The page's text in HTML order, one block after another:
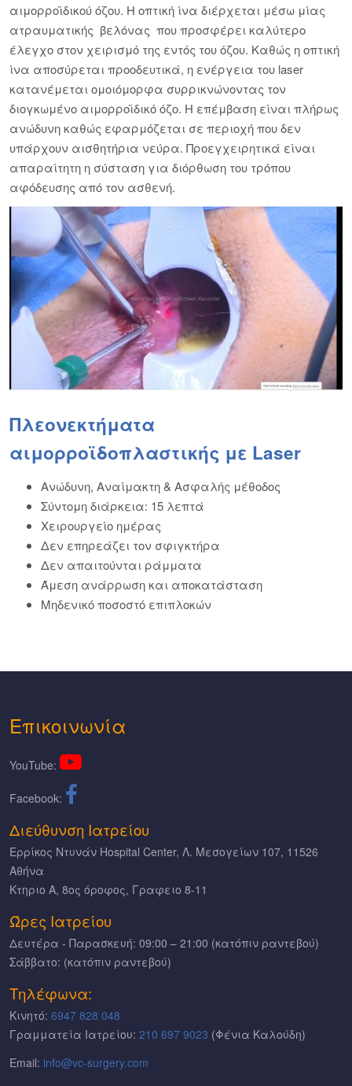
αιμορροϊδικού όζου. H οπτική ίνα διέρχεται μέσω μίας
ατραυματικής βελόνας που προσφέρει καλύτερο
έλεγχο στον χειρισμό της εντός του όζου. Καθώς η οπτική
ίνα αποσύρεται προοδευτικά, η ενέργεια του laser
κατανέμεται ομοιόμορφα συρρικνώνοντας τον
διογκωμένο αιμορροϊδικό όζο. Η επέμβαση είναι πλήρως
ανώδυνη καθώς εφαρμόζεται σε περιοχή που δεν
υπάρχουν αισθητήρια νεύρα. Προεγχειρητικά είναι
απαραίτητη η σύσταση για διόρθωση του τρόπου
αφόδευσης από τον ασθενή.
Πλεονεκτήματα
αιμορροϊδοπλαστικής με Laser
Ανώδυνη, Αναίμακτη & Ασφαλής μέθοδος
Σύντομη διάρκεια: 15 λεπτά
Χειρουργείο ημέρας
Δεν επηρεάζει τον σφιγκτήρα
Δεν απαιτούνται ράμματα
Άμεση ανάρρωση και αποκατάσταση
Μηδενικό ποσοστό επιπλοκών
Eπικοινωνία
YouTube:
Facebook:
Διεύθυνση Ιατρείου
Ερρίκος Ντυνάν Hospital Center, Λ. Μεσογείων 107, 11526
Αθήνα
Κτηριο Α, 8ος όροφος, Γραφειο 8-11
Ώρες Ιατρείου
Δευτέρα - Παρασκευή: 09:00 – 21:00 (κατόπιν ραντεβού)
Σάββατο: (κατόπιν ραντεβού)
Τηλέφωνα:
Κινητό: 6947 828 048
Γραμματεία Ιατρείου: 210 697 9023 (Φένια Καλούδη)
Email: info@vc-surgery.com